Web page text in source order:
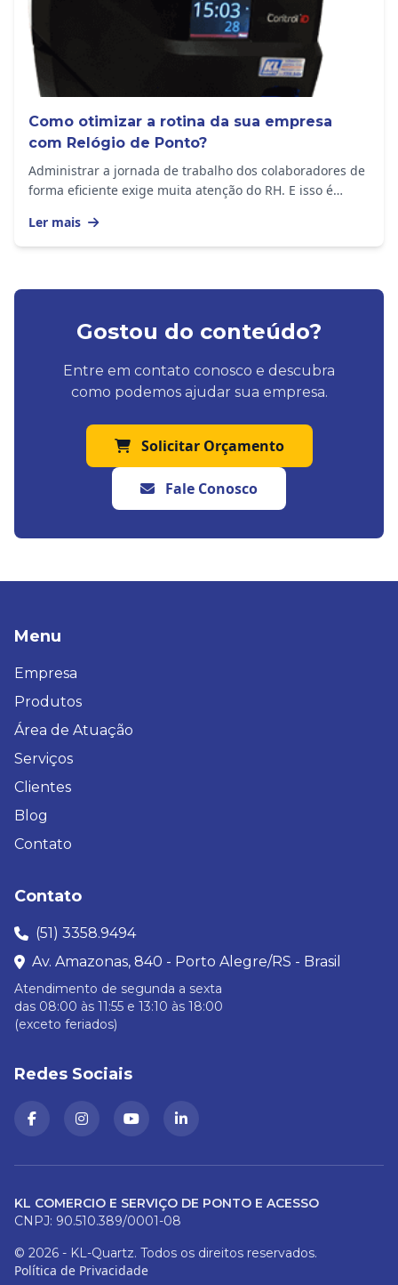
Como otimizar a rotina da sua empresa
com Relógio de Ponto?
Administrar a jornada de trabalho dos colaboradores de
forma eficiente exige muita atenção do RH. E isso é
Ler mais
Gostou do conteúdo?
Entre em contato conosco e descubra
como podemos ajudar sua empresa.
Solicitar Orçamento
Fale Conosco
Menu
Empresa
Produtos
Área de Atuação
Serviços
Clientes
Blog
Contato
Contato
(51) 3358.9494
Av. Amazonas, 840 - Porto Alegre/RS - Brasil
Atendimento de segunda a sexta
das 08:00 às 11:55 e 13:10 às 18:00
(exceto feriados)
Redes Sociais
KL COMERCIO E SERVIÇO DE PONTO E ACESSO
CNPJ: 90.510.389/0001-08
© 2026 - KL-Quartz. Todos os direitos reservados.
Política de Privacidade